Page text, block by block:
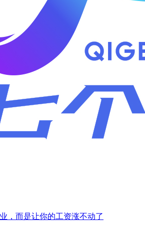
，而是让你的工资涨不动了